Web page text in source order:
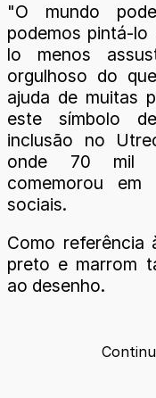
"O mundo
podemos pintá-
lo menos
orgulhoso do
ajuda de muitas
este símbolo
inclusão no
onde 70 mil
comemorou em
sociais.
Como referência
preto e marrom
ao desenho.